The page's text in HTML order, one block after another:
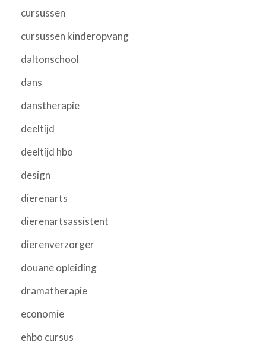
cursussen
cursussen kinderopvang
daltonschool
dans
danstherapie
deeltijd
deeltijd hbo
design
dierenarts
dierenartsassistent
dierenverzorger
douane opleiding
dramatherapie
economie
ehbo cursus